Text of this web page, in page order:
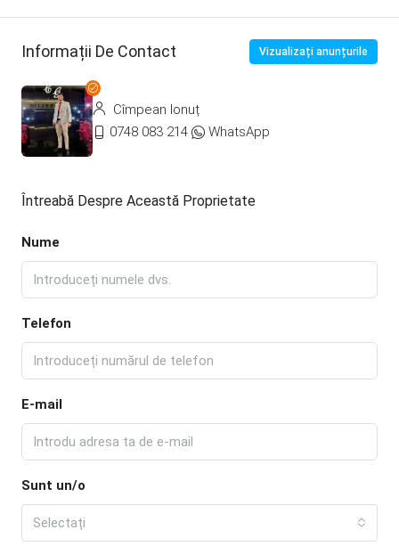
Informații De Contact Vizualizați anunțurile
Cîmpean Ionuț
0748 083 214
WhatsApp
Întreabă Despre Această Proprietate
Nume
Telefon
E-mail
Sunt un/o
Selectați